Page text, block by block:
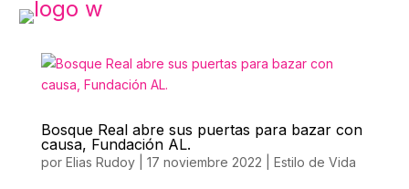
Bosque Real abre sus puertas para bazar con
causa, Fundación AL.
por Elias Rudoy| 17 noviembre 2022 Estilo de Vida